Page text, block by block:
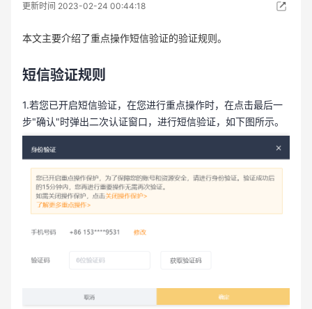
更新时间 2023-02-24 00:44:18
本文主要介绍了重点操作短信验证的验证规则。
短信验证规则
1.若您已开启短信验证，在您进行重点操作时，在点击最后一
步"确认"时弹出二次认证窗口，进行短信验证，如下图所示。